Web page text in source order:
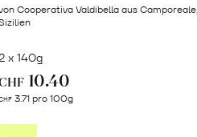
Cooperativa Valdibella aus Camporeale,
x 140g
10.40
3.71 pro 100g